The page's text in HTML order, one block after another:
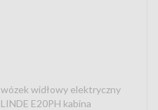
wózek widłowy elektryczny
LINDE E20PH kabina